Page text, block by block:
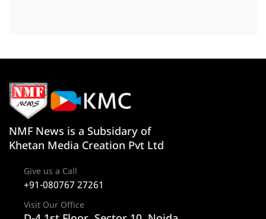
NMF News is a Subsidary of
Khetan Media Creation Pvt Ltd
Give us a Call
+91-080767 27261
Visit Our Office